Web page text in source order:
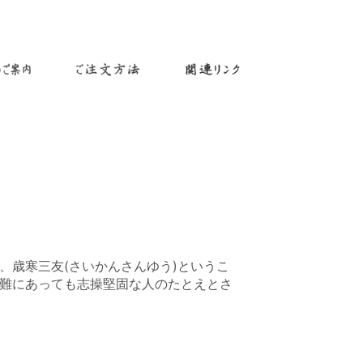
歳寒三友(さいかんさんゆう)というこ
にあっても志操堅固な人のたとえとさ